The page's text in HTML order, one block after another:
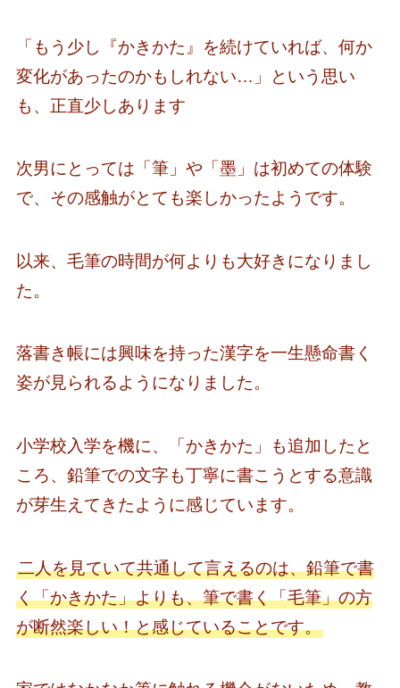
「もう少し『かきかた』を続けていれば、何か
変化があったのかもしれない…」という思い
も、正直少しあります
次男にとっては「筆」や「墨」は初めての体験
で、その感触がとても楽しかったようです。
以来、毛筆の時間が何よりも大好きになりまし
た。
落書き帳には興味を持った漢字を一生懸命書く
姿が見られるようになりました。
小学校入学を機に、「かきかた」も追加したと
ころ、鉛筆での文字も丁寧に書こうとする意識
が芽生えてきたように感じています。
二人を見ていて共通して言えるのは、鉛筆で書
く「かきかた」よりも、筆で書く「毛筆」の方
が断然楽しい！と感じていることです。